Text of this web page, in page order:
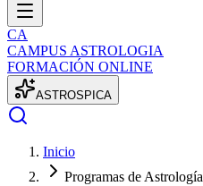
CA
CAMPUS ASTROLOGIA
FORMACIÓN ONLINE
ASTROS P CA
Inicio
Programas de Astrología